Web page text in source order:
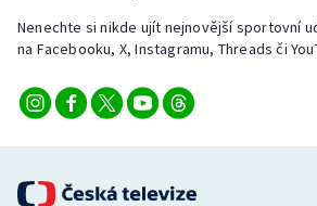
Nenechte si nikde ujít nejnovější sportovní
na Facebooku, X, Instagramu, Threads či